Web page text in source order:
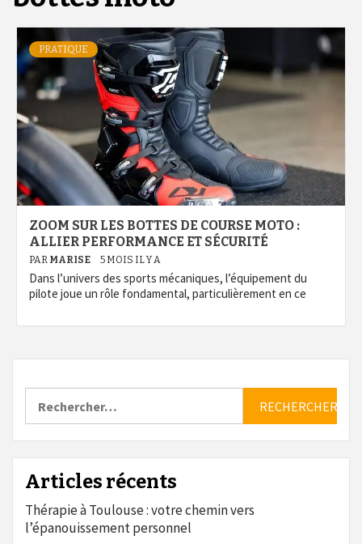
PRATIQUE
ZOOM SUR LES BOTTES DE COURSE MOTO :
ALLIER PERFORMANCE ET SÉCURITÉ
PAR MARISE 5 MOIS IL Y A
Dans l’univers des sports mécaniques, l’équipement du
pilote joue un rôle fondamental, particulièrement en ce
Articles récents
Thérapie à Toulouse : votre chemin vers
l’épanouissement personnel